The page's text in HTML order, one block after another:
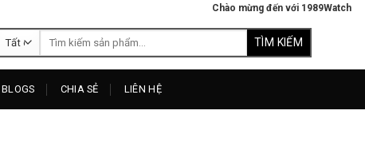
Chào mừng đến với 1989Watch
Tìm
BLOGS CHIA SẺ LIÊN HỆ